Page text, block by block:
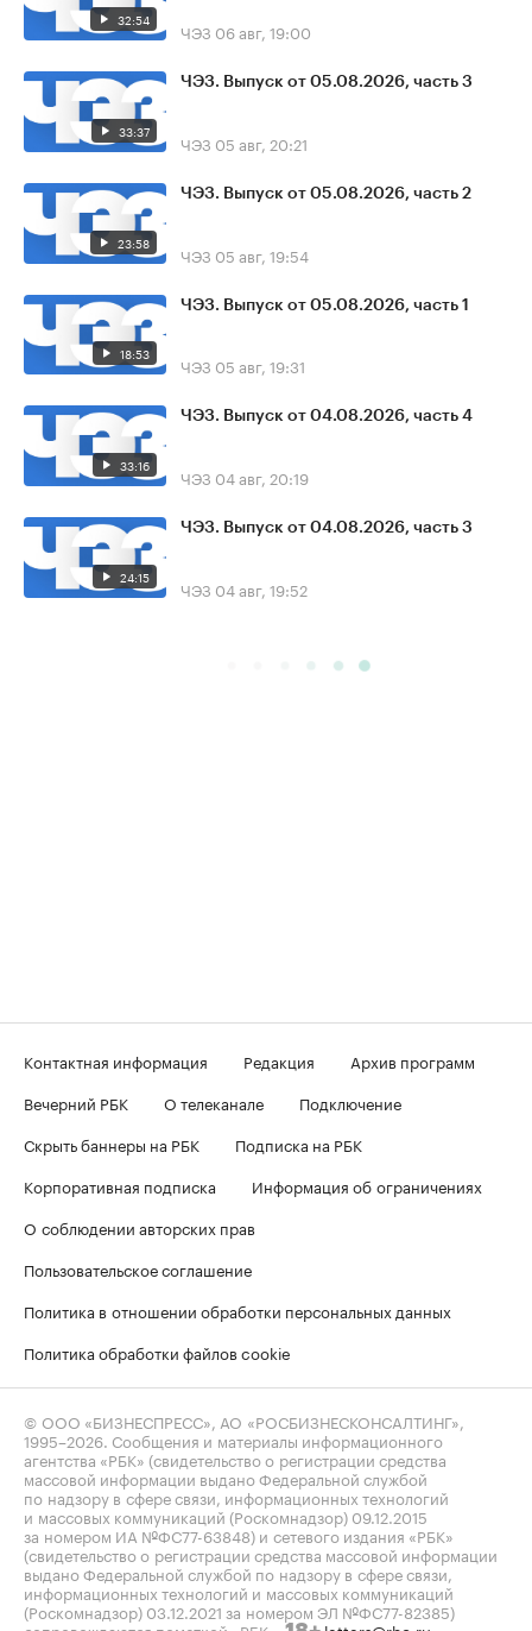
32:54 ЧЭЗ 06 авг, 19:00
33:37
ЧЭЗ. Выпуск от 05.08.2026, часть 3
ЧЭЗ 05 авг, 20:21
23:58
ЧЭЗ. Выпуск от 05.08.2026, часть 2
ЧЭЗ 05 авг, 19:54
18:53
ЧЭЗ. Выпуск от 05.08.2026, часть 1
ЧЭЗ 05 авг, 19:31
33:16
ЧЭЗ. Выпуск от 04.08.2026, часть 4
ЧЭЗ 04 авг, 20:19
24:15
ЧЭЗ. Выпуск от 04.08.2026, часть 3
ЧЭЗ 04 авг, 19:52
Контактная информация Редакция
Архив программ
Вечерний РБК
О телеканале
Подключение
Скрыть баннеры на РБК
Подписка на РБК
Корпоративная подписка
Информация об ограничениях
О соблюдении авторских прав
Пользовательское соглашение
Политика в отношении обработки персональных данных
Политика обработки файлов cookie
© ООО «БИЗНЕСПРЕСС», АО «РОСБИЗНЕСКОНСАЛТИНГ»,
1995–2026 . Сообщения и материалы информационного
агентства «РБК» (свидетельство о регистрации средства
массовой информации выдано Федеральной службой
по надзору в сфере связи, информационных технологий
и массовых коммуникаций (Роскомнадзор) 09.12.2015
за номером ИА №ФС77-63848) и сетевого издания «РБК»
(свидетельство о регистрации средства массовой информации
выдано Федеральной службой по надзору в сфере связи,
информационных технологий и массовых коммуникаций
(Роскомнадзор) 03.12.2021 за номером ЭЛ №ФС77-82385)